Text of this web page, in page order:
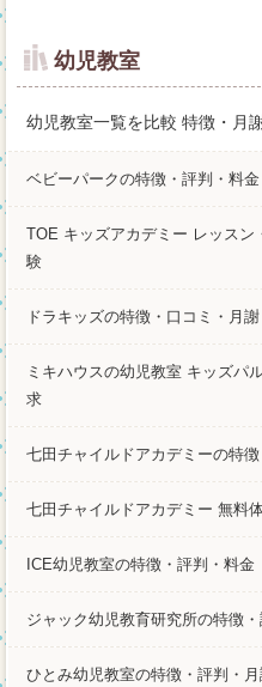
幼児教室
幼児教室一覧を比較 特徴・月
ベビーパークの特徴・評判・料
TOE キッズアカデミー レッス
験
ドラキッズの特徴・口コミ・月
ミキハウスの幼児教室 キッズパ
求
七田チャイルドアカデミーの特
七田チャイルドアカデミー 無料
ICE幼児教室の特徴・評判・料金
ジャック幼児教育研究所の特徴
ひとみ幼児教室の特徴・評判・